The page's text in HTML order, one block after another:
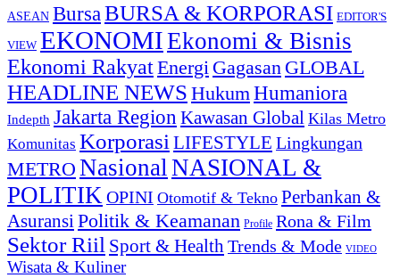
ASEAN BursaBURSA & KORPORASI EDITOR'S
VIEW EKONOMIEkonomi & Bisnis
Ekonomi RakyatEnergi Gagasan GLOBAL
HEADLINE NEWS HukumHumaniora
Indepth Jakarta Region Kawasan Global Kilas Metro
Komunitas Korporasi LIFESTYLE Lingkungan
METRO NasionalNASIONAL &
POLITIKOPINI Otomotif & Tekno Perbankan &
Asuransi Politik & Keamanan Profile Rona & Film
Sektor Riil Sport & HealthTrends & Mode VIDEO
Wisata & Kuliner